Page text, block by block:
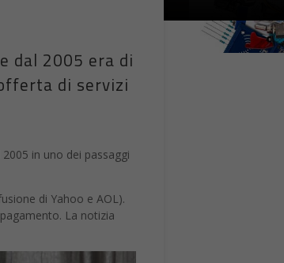
dal 2005 era di
di servizi
in uno dei passaggi
di Yahoo e AOL).
La notizia